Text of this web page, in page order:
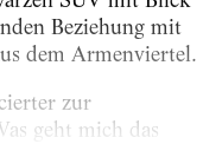
Beziehung mit
dem Armenviertel.
zur
geht mich das